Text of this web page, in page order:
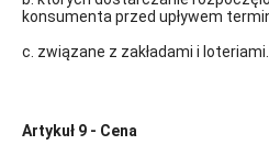
konsumenta przed upływem
c. związane z zakładami i loteriami.
Artykuł 9 - Cena